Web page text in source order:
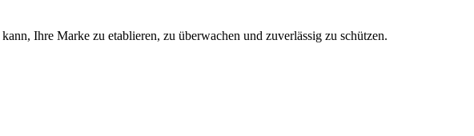
Ihre Marke zu etablieren, zu überwachen und zuverlässig zu schützen.